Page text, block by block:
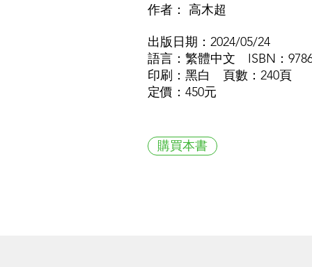
作者： 高木超
出版日期：2024/05/24
語言：繁體中文 ISBN：
印刷：黑白 頁數：240頁
定價：450元
購買本書